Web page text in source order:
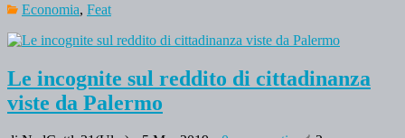
Economia, Feat
Le incognite sul reddito di cittadinanza
viste da Palermo